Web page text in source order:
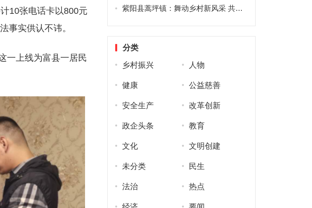
10张电话卡以800元
事实供认不讳。
一上线为富县一居民
紫阳县蒿坪镇：舞动乡村新风采 共绘文明新画卷
分类
乡村振兴 人物
健康 公益慈善
安全生产 改革创新
政企头条 教育
文化 文明创建
未分类 民生
法治 热点